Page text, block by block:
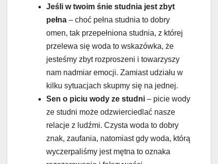
Jeśli w twoim śnie studnia jest zbyt
pełna – choć pełna studnia to dobry
omen, tak przepełniona studnia, z której
przelewa się woda to wskazówka, że
jesteśmy zbyt rozproszeni i towarzyszy
nam nadmiar emocji. Zamiast udziału w
kilku sytuacjach skupmy się na jednej.
Sen o piciu wody ze studni – picie wody
ze studni może odzwierciedlać nasze
relacje z ludźmi. Czysta woda to dobry
znak, zaufania, natomiast gdy woda, którą
wyczerpaliśmy jest mętna to oznaka